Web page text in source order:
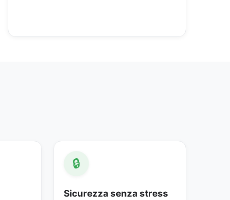
🔒
Sicurezza senza stress